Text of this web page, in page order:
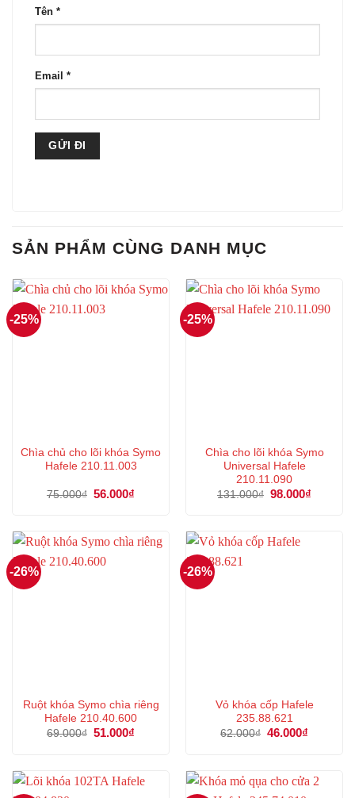
Tên *
Email *
SẢN PHẨM CÙNG DANH MỤC
-25%
Chìa chủ cho lõi khóa Symo
Hafele 210.11.003
75.000₫ Giá
56.000₫
56.000₫.
-25%
Chìa cho lõi khóa Symo
Universal Hafele
210.11.090
131.000₫ Giá
98.000₫
-26%
Ruột khóa Symo chìa riêng
Hafele 210.40.600
69.000₫ Giá
51.000₫
-26%
Vỏ khóa cốp Hafele
235.88.621
62.000₫ Giá
46.000₫